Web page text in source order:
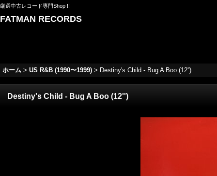
厳選中古レコード専門Shop !!
FATMAN RECORDS
ホーム > US R&B (1990〜1999) > Destiny's Child - Bug A Boo (12'')
Destiny's Child - Bug A Boo (12'')